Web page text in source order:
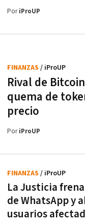
PoriProUP
Rival de
quema de
precio
FINANZAS / iProUP
PoriProUP
La Justicia
de WhatsApp y
usuarios
FINANZAS / iProUP